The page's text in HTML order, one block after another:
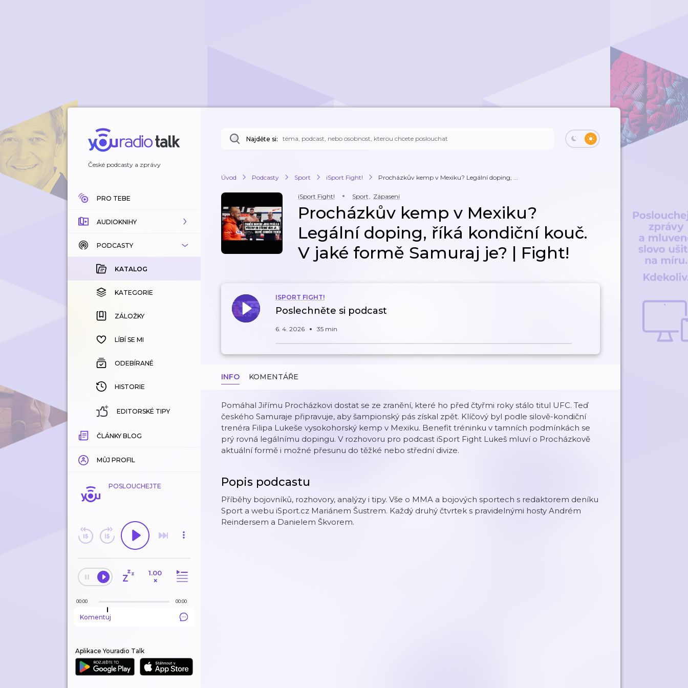
České podcasty a zprávy
PRO TEBE
AUDIOKNIHY
KATALOG
KOUPENÉ
KATEGORIE
ZÁLOŽKY
HISTORIE
PODCASTY
KATALOG
KATEGORIE
ZÁLOŽKY
LÍBÍ SE MI
ODEBÍRANÉ
HISTORIE
EDITORSKÉ TIPY
ČLÁNKY BLOG
MŮJ PROFIL
POSLOUCHEJTE
1.00
×
00:00 00:00
Komentuj
Aplikace Youradio Talk
Najděte si:
Úvod Podcasty Sport iSport Fight! Procházkův kemp v Mexiku? Legální doping, ...
iSport Fight! Sport, Zápasení
Procházkův kemp v Mexiku?
Legální doping, říká kondiční kouč.
V jaké formě Samuraj je? | Fight!
ISPORT FIGHT!
Poslechněte si podcast
6. 4. 2026 35 min
INFO KOMENTÁŘE
Pomáhal Jiřímu Procházkovi dostat se ze zranění, které ho před čtyřmi roky stálo titul UFC. Teď
českého Samuraje připravuje, aby šampionský pás získal zpět. Klíčový byl podle silově-kondiční
trenéra Filipa Lukeše vysokohorský kemp v Mexiku. Benefit tréninku v tamních podmínkách se
prý rovná legálnímu dopingu. V rozhovoru pro podcast iSport Fight Lukeš mluví o Procházkově
aktuální formě i možné přesunu do těžké nebo střední divize.
Popis podcastu
Příběhy bojovníků, rozhovory, analýzy i tipy. Vše o MMA a bojových sportech s redaktorem deníku
Sport a webu iSport.cz Mariánem Šustrem. Každý druhý čtvrtek s pravidelnými hosty Andrém
Reindersem a Danielem Škvorem.